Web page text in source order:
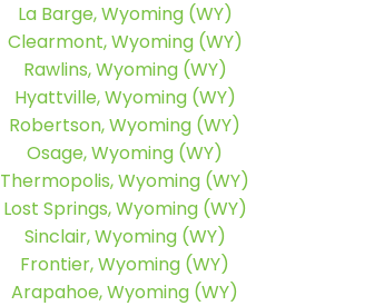
La Barge, Wyoming (WY)
Clearmont, Wyoming (WY)
Rawlins, Wyoming (WY)
Hyattville, Wyoming (WY)
Robertson, Wyoming (WY)
Osage, Wyoming (WY)
Thermopolis, Wyoming (WY)
Lost Springs, Wyoming (WY)
Sinclair, Wyoming (WY)
Frontier, Wyoming (WY)
Arapahoe, Wyoming (WY)